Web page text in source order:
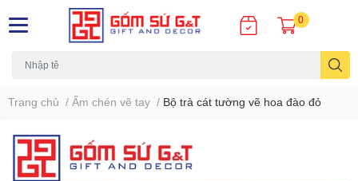
0
Trang chủ / Ấm chén vẽ tay / Bộ trà cát tường vẽ hoa đào đỏ